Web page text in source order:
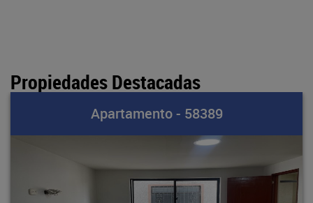
Propiedades Destacadas
Apartamento - 58389